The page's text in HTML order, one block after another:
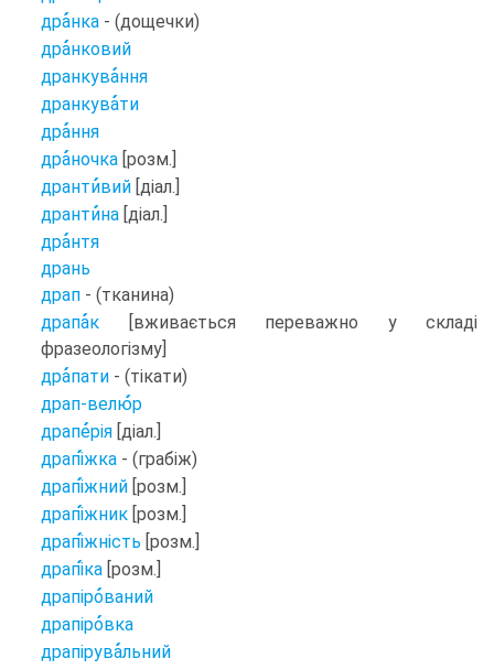
дранка - (дощечки)
дранковий
дранкування
дранкувати
драння
драночка [розм.]
дрантивий [діал.]
дрантина [діал.]
дрантя
дрань
драп - (тканина)
драпак [вживається переважно у складі
фразеологізму]
драпати - (тікати)
драп-велюр
драперія [діал.]
драпіжка - (грабіж)
драпіжний [розм.]
драпіжник [розм.]
драпіжність [розм.]
драпіка [розм.]
драпірований
драпіровка
драпірувальний